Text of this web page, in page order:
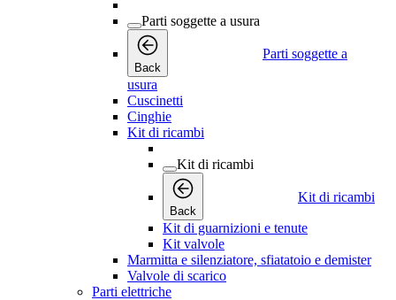
Parti soggette a usura
Back
Parti soggette a
usura
Cuscinetti
Cinghie
Kit di ricambi
Kit di ricambi
Back
Kit di ricambi
Kit di guarnizioni e tenute
Kit valvole
Marmitta e silenziatore, sfiatatoio e demister
Valvole di scarico
Parti elettriche